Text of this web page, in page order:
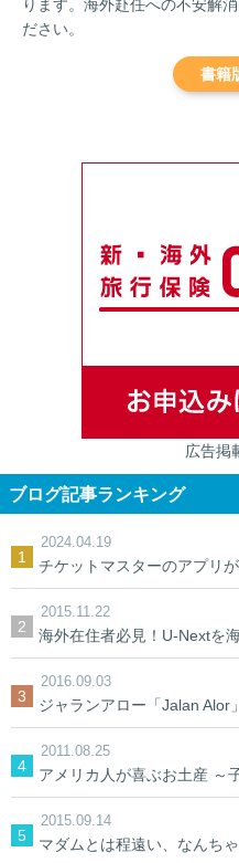
ります。海外赴任への不安解
ださい。
書籍
広告掲
ブログ記事ランキング
2024.04.19
2015.11.22
海外在住者必見！U-Nextを
2016.09.03
ジャランアロー「Jalan Alor
2011.08.25
アメリカ人が喜ぶお土産 ～
2015.09.14
マダムとは程遠い、なんち